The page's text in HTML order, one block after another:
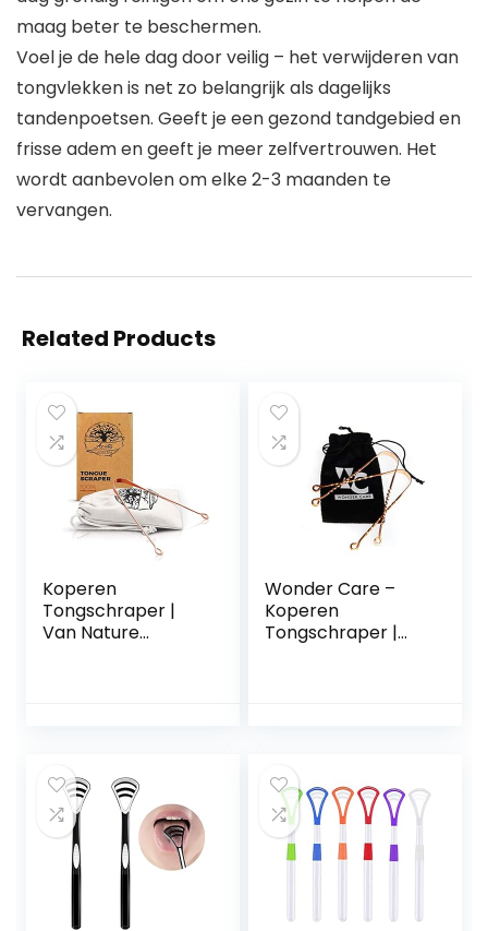
maag beter te beschermen.
Voel je de hele dag door veilig – het verwijderen van
tongvlekken is net zo belangrijk als dagelijks
tandenpoetsen. Geeft je een gezond tandgebied en
frisse adem en geeft je meer zelfvertrouwen. Het
wordt aanbevolen om elke 2-3 maanden te
vervangen.
Related Products
Koperen
Tongschraper |
Van Nature
een Gezonde
Mond |
Tongschraper
Koper voor Het
Tong
Schoonmaken
|Arista Ayurveda
Wonder Care –
Koperen
Tongschraper |
Tongreiniger
Schraper | Zigzag
+ Twister Tongue
Cleaner